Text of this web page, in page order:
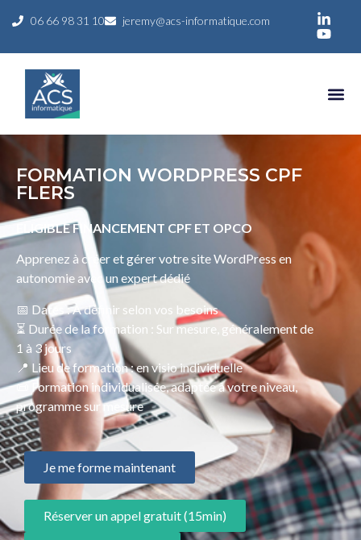
06 66 98 31 10 jeremy@acs-informatique.com
FORMATION WORDPRESS CPF
FLERS
ELIGIBLE FINANCEMENT CPF ET OPCO
Apprenez à créer et gérer votre site WordPress en
autonomie avec un expert dédié
📅 Dates : À définir selon vos besoins
⏳ Durée de la formation : Sur mesure, généralement de
1 à 3 jours
📍 Lieu de formation : en visio individuelle
📜 Formation individualisée, adaptée à votre niveau,
programme sur mesure
Je me forme maintenant
Réserver un appel gratuit (15min)